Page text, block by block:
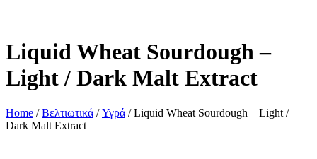
Liquid Wheat Sourdough –
Light / Dark Malt Extract
Home /Βελτιωτικά /Υγρά / Liquid Wheat Sourdough – Light /
Dark Malt Extract